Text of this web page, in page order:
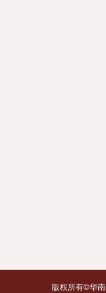
版权所有©华